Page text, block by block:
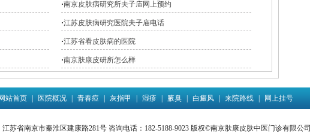
·南京皮肤病研究所夫子庙网上预约
·江苏皮肤病研究医院夫子庙电话
·江苏省看皮肤病的医院
·南京肤康皮研所怎么样
网站首页 医院概况 青春痘 灰指甲 湿疹 腋臭 白癜风 来院路线 网上挂号
江苏省南京市秦淮区建康路281号 咨询电话：182-5188-9023 版权©南京肤康皮肤中医门诊有限公司